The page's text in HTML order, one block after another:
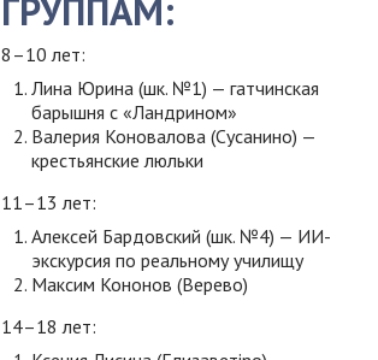
ГРУППАМ:
8–10 лет:
Лина Юрина (шк. №1) — гатчинская
барышня с «Ландрином»
Валерия Коновалова (Сусанино) —
крестьянские люльки
11–13 лет:
Алексей Бардовский (шк. №4) — ИИ-
экскурсия по реальному училищу
Максим Кононов (Верево)
14–18 лет: